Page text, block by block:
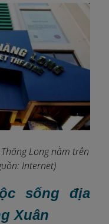
Long nằm trên
Internet)
sống địa
Xuân